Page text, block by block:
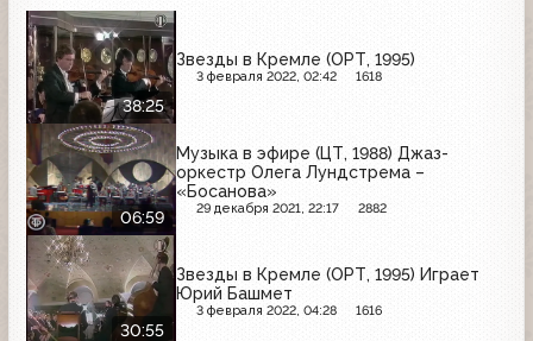
38:25
Звезды в Кремле (ОРТ, 1995)
3 февраля 2022, 02:42 1618
06:59
Музыка в эфире (ЦТ, 1988) Джаз-
оркестр Олега Лундстрема –
«Босанова»
29 декабря 2021, 22:17 2882
30:55
Звезды в Кремле (ОРТ, 1995) Играет
Юрий Башмет
3 февраля 2022, 04:28 1616